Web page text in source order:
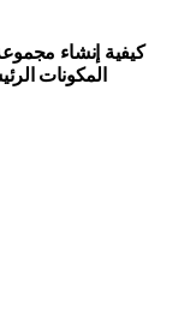
كيفية إنشاء
المكونات